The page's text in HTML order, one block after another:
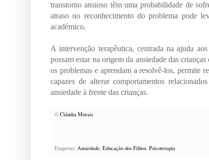
transtorno ansioso têm uma probabilidade de
atraso no reconhecimento do problema pode
académico.
A intervenção terapêutica, centrada na ajuda
possam estar na origem da ansiedade das
os problemas e aprendam a resolvê-los, permite
capazes de alterar comportamentos
ansiedade à frente das crianças.
© Cláudia Morais
Etiquetas: Ansiedade, Educação dos Filhos, Psicoterapia